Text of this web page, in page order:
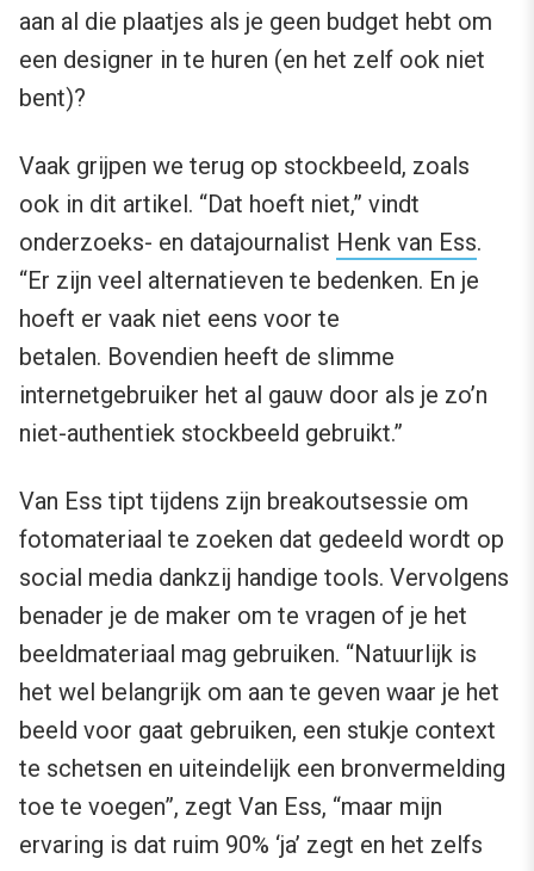
aan al die plaatjes als je geen budget hebt om
een designer in te huren (en het zelf ook niet
bent)?
Vaak grijpen we terug op stockbeeld, zoals
ook in dit artikel. “Dat hoeft niet,” vindt
onderzoeks- en datajournalist Henk van Ess.
“Er zijn veel alternatieven te bedenken. En je
hoeft er vaak niet eens voor te
betalen. Bovendien heeft de slimme
internetgebruiker het al gauw door als je zo’n
niet-authentiek stockbeeld gebruikt.”
Van Ess tipt tijdens zijn breakoutsessie om
fotomateriaal te zoeken dat gedeeld wordt op
social media dankzij handige tools. Vervolgens
benader je de maker om te vragen of je het
beeldmateriaal mag gebruiken. “Natuurlijk is
het wel belangrijk om aan te geven waar je het
beeld voor gaat gebruiken, een stukje context
te schetsen en uiteindelijk een bronvermelding
toe te voegen”, zegt Van Ess, “maar mijn
ervaring is dat ruim 90% ‘ja’ zegt en het zelfs